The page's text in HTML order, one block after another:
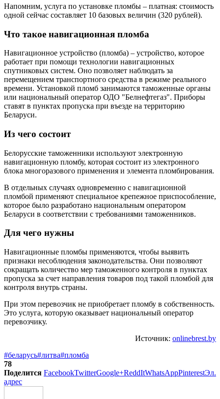
Напомним, услуга по установке пломбы – платная: стоимость
одной сейчас составляет 10 базовых величин (320 рублей).
Что такое навигационная пломба
Навигационное устройство (пломба) – устройство, которое
работает при помощи технологии навигационных
спутниковых систем. Оно позволяет наблюдать за
перемещением транспортного средства в режиме реального
времени. Установкой пломб занимаются таможенные органы
или национальный оператор ОДО "Белнефтегаз". Приборы
ставят в пунктах пропуска при въезде на территорию
Беларуси.
Из чего состоит
Белорусские таможенники используют электронную
навигационную пломбу, которая состоит из электронного
блока многоразового применения и элемента пломбирования.
В отдельных случаях одновременно с навигационной
пломбой применяют специальное крепежное приспособление,
которое было разработано национальным оператором
Беларуси в соответствии с требованиями таможенников.
Для чего нужны
Навигационные пломбы применяются, чтобы выявить
признаки несоблюдения законодательства. Они позволяют
сокращать количество мер таможенного контроля в пунктах
пропуска за счет направления товаров под такой пломбой для
контроля внутрь страны.
При этом перевозчик не приобретает пломбу в собственность.
Это услуга, которую оказывает национальный оператор
перевозчику.
Источник: onlinebrest.by
#беларусь#литва#пломба
78
Поделится FacebookTwitterGoogle+ReddItWhatsAppPinterestЭл.
адрес